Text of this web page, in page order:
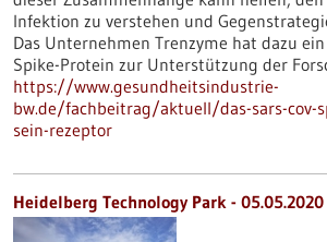
Infektion zu verstehen und
Das Unternehmen Trenzyme hat dazu
Spike-Protein zur Unterstützung der
https://www.gesundheitsindustrie-
bw.de/fachbeitrag/aktuell/das-sars-cov-
sein-rezeptor
Heidelberg Technology Park - 05.05.2020